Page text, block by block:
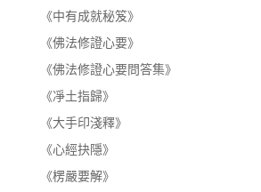
《中有成就秘笈》
《佛法修證心要》
《佛法修證心要問答集》
《凈土指歸》
《大手印淺釋》
《心經抉隱》
《楞嚴要解》